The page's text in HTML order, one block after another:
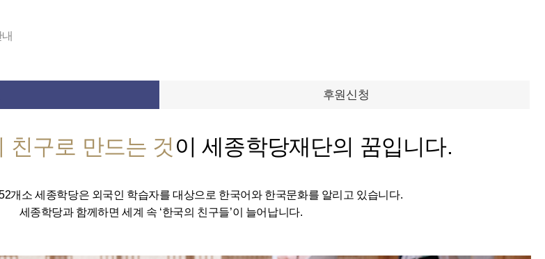
후원신청
친구로 만드는 것 이 세종학당재단의 꿈입니다.
개소 세종학당은 외국인 학습자를 대상으로 한국어와 한국문화를 알리고 있습니다.
세종학당과 함께하면 세계 속 ‘한국의 친구들’이 늘어납니다.